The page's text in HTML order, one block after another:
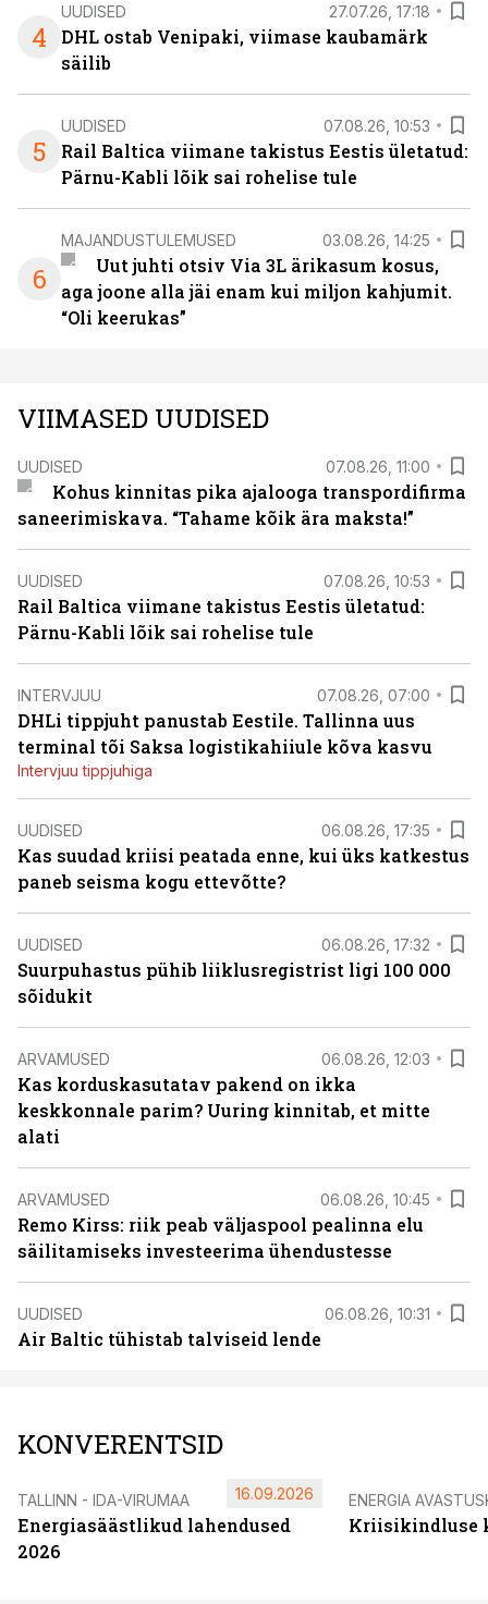
4
UUDISED 27.07.26, 17:18
DHL ostab Venipaki, viimase kaubamärk
säilib
5
UUDISED 07.08.26, 10:53
Rail Baltica viimane takistus Eestis ületatud:
Pärnu-Kabli lõik sai rohelise tule
6
MAJANDUSTULEMUSED 03.08.26, 14:25
Uut juhti otsiv Via 3L ärikasum kosus,
aga joone alla jäi enam kui miljon kahjumit.
“Oli keerukas”
VIIMASED UUDISED
UUDISED 07.08.26, 11:00
Kohus kinnitas pika ajalooga transpordifirma
saneerimiskava. “Tahame kõik ära maksta!”
UUDISED 07.08.26, 10:53
Rail Baltica viimane takistus Eestis ületatud:
Pärnu-Kabli lõik sai rohelise tule
INTERVJUU 07.08.26, 07:00
DHLi tippjuht panustab Eestile. Tallinna uus
terminal tõi Saksa logistikahiiule kõva kasvu
Intervjuu tippjuhiga
UUDISED 06.08.26, 17:35
Kas suudad kriisi peatada enne, kui üks katkestus
paneb seisma kogu ettevõtte?
UUDISED 06.08.26, 17:32
Suurpuhastus pühib liiklusregistrist ligi 100 000
sõidukit
ARVAMUSED 06.08.26, 12:03
Kas korduskasutatav pakend on ikka
keskkonnale parim? Uuring kinnitab, et mitte
alati
ARVAMUSED 06.08.26, 10:45
Remo Kirss: riik peab väljaspool pealinna elu
säilitamiseks investeerima ühendustesse
UUDISED 06.08.26, 10:31
Air Baltic tühistab talviseid lende
KONVERENTSID
TALLINN - IDA-VIRUMAA
Energiasäästlikud lahendused
2026
16.09.2026 ENERGIA
Kriisikindluse